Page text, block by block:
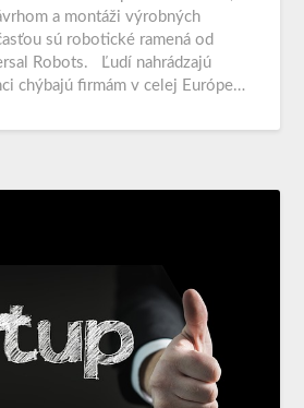
a montáži výrobných
sú robotické ramená od
Robots. Ľudí nahrádzajú
chýbajú firmám v celej Európe…